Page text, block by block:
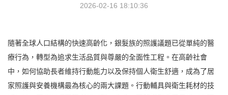
2026-02-16 18:10:36
隨著全球人口結構的快速高齡化，銀髮族的照護議題已從單純的醫
療行為，轉型為追求生活品質與尊嚴的全面性工程。在高齡社會
中，如何協助長者維持行動能力以及保持個人衛生舒適，成為了居
家照護與安養機構最為核心的兩大課題。行動輔具與衛生耗材的技